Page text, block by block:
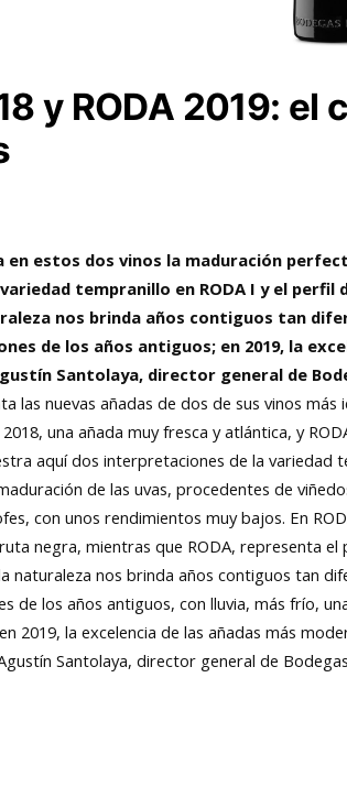
y RODA 2019:
en estos dos vinos la maduración
tempranillo en RODA I y el perfil
nos brinda años contiguos tan
de los años antiguos; en 2019, la
Santolaya, director general de
las nuevas añadas de dos de sus vinos más
una añada muy fresca y atlántica, y
aquí dos interpretaciones de la variedad
de las uvas, procedentes de
con unos rendimientos muy bajos. En
negra, mientras que RODA, representa
naturaleza nos brinda años contiguos tan
de los años antiguos, con lluvia, más frío,
2019, la excelencia de las añadas más
Santolaya, director general de